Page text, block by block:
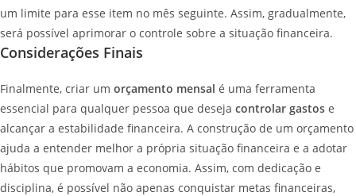
um limite para esse item no mês seguinte. Assim, gradualmente,
será possível aprimorar o controle sobre a situação financeira.
Considerações Finais
Finalmente, criar um orçamento mensal é uma ferramenta
essencial para qualquer pessoa que deseja controlar gastos e
alcançar a estabilidade financeira. A construção de um orçamento
ajuda a entender melhor a própria situação financeira e a adotar
hábitos que promovam a economia. Assim, com dedicação e
disciplina, é possível não apenas conquistar metas financeiras,